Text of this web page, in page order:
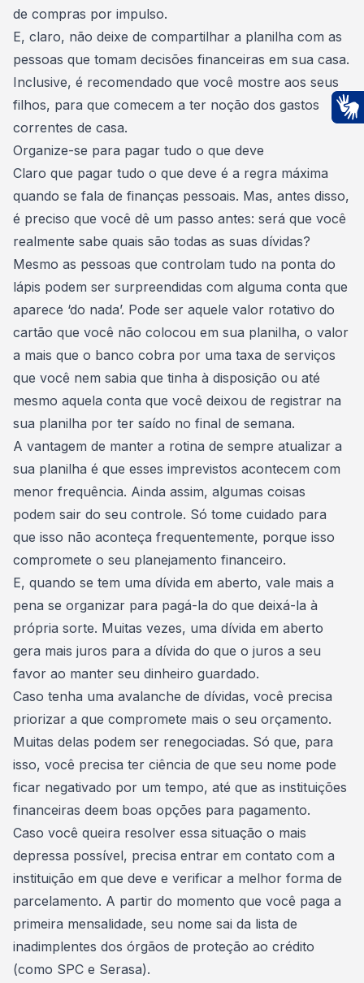
de compras por impulso.
E, claro, não deixe de compartilhar a planilha com as
pessoas que tomam decisões financeiras em sua casa.
Inclusive, é recomendado que você mostre aos seus
filhos, para que comecem a ter noção dos gastos
correntes de casa.
Organize-se para pagar tudo o que deve
Claro que pagar tudo o que deve é a regra máxima
quando se fala de finanças pessoais. Mas, antes disso,
é preciso que você dê um passo antes: será que você
realmente sabe quais são todas as suas dívidas?
Mesmo as pessoas que controlam tudo na ponta do
lápis podem ser surpreendidas com alguma conta que
aparece ‘do nada’. Pode ser aquele valor rotativo do
cartão que você não colocou em sua planilha, o valor
a mais que o banco cobra por uma taxa de serviços
que você nem sabia que tinha à disposição ou até
mesmo aquela conta que você deixou de registrar na
sua planilha por ter saído no final de semana.
A vantagem de manter a rotina de sempre atualizar a
sua planilha é que esses imprevistos acontecem com
menor frequência. Ainda assim, algumas coisas
podem sair do seu controle. Só tome cuidado para
que isso não aconteça frequentemente, porque isso
compromete o seu planejamento financeiro.
E, quando se tem uma dívida em aberto, vale mais a
pena se organizar para pagá-la do que deixá-la à
própria sorte. Muitas vezes, uma dívida em aberto
gera mais juros para a dívida do que o juros a seu
favor ao manter seu dinheiro guardado.
Caso tenha uma avalanche de dívidas, você precisa
priorizar a que compromete mais o seu orçamento.
Muitas delas podem ser renegociadas. Só que, para
isso, você precisa ter ciência de que seu nome pode
ficar negativado por um tempo, até que as instituições
financeiras deem boas opções para pagamento.
Caso você queira resolver essa situação o mais
depressa possível, precisa entrar em contato com a
instituição em que deve e verificar a melhor forma de
parcelamento. A partir do momento que você paga a
primeira mensalidade, seu nome sai da lista de
inadimplentes dos órgãos de proteção ao crédito
(como SPC e Serasa).